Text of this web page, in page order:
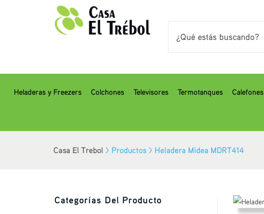
Heladeras y Freezers Colchones Televisores Termotanques Calefones
Casa El Trebol > Productos > Heladera Midea MDRT414
Categorías Del Producto